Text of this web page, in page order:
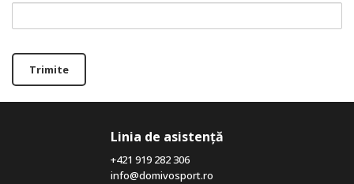
Trimite
Linia de asistență
+421 919 282 306
info@domivosport.ro